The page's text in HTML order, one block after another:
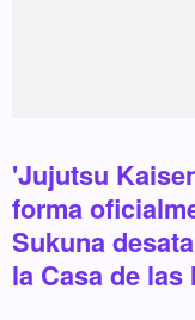
'Jujutsu
forma
Sukuna
la Casa de las